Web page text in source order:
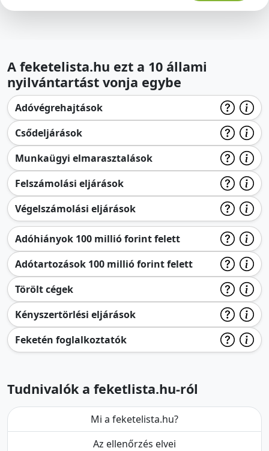
A feketelista.hu ezt a 10 állami
nyilvántartást vonja egybe
Adóvégrehajtások
Csődeljárások
Munkaügyi elmarasztalások
Felszámolási eljárások
Végelszámolási eljárások
Adóhiányok 100 millió forint felett
Adótartozások 100 millió forint felett
Törölt cégek
Kényszertörlési eljárások
Feketén foglalkoztatók
Tudnivalók a feketlista.hu-ról
Mi a feketelista.hu?
Az ellenőrzés elvei